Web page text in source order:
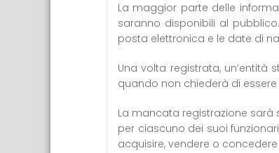
La maggior parte delle
saranno disponibili al
posta elettronica e le date di
Una volta registrata, un’entità
quando non chiederà di
La mancata registrazione sarà
per ciascuno dei suoi
acquisire, vendere o